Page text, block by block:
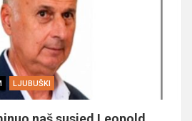
LJUBUŠKI